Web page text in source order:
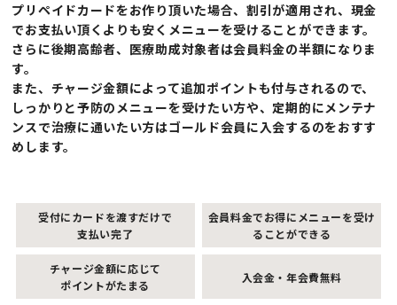
プリペイドカードをお作り頂いた場合、割引が適用され、現金
でお支払い頂くよりも安くメニューを受けることができます。
さらに後期高齢者、医療助成対象者は会員料金の半額になりま
す。
また、チャージ金額によって追加ポイントも付与されるので、
しっかりと予防のメニューを受けたい方や、定期的にメンテナ
ンスで治療に通いたい方はゴールド会員に入会するのをおすす
めします。
受付にカードを渡すだけで
支払い完了
会員料金でお得にメニューを受け
ることができる
チャージ金額に応じて
ポイントがたまる
入会金・年会費無料